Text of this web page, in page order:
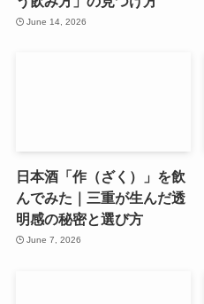
June 14, 2026
日本酒「作（ざく）」を飲
んでみた｜三重が生んだ透
明感の秘密と選び方
June 7, 2026